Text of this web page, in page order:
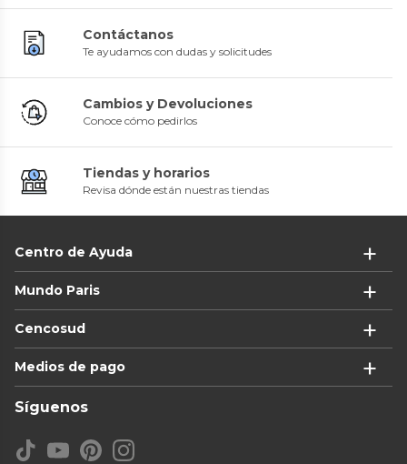
Contáctanos
Te ayudamos con dudas y solicitudes
Cambios y Devoluciones
Conoce cómo pedirlos
Tiendas y horarios
Revisa dónde están nuestras tiendas
Centro de Ayuda
Mundo Paris
Cencosud
Medios de pago
Síguenos